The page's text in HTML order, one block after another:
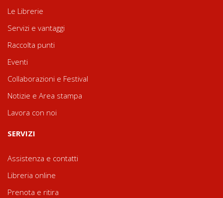
Le Librerie
Servizi e vantaggi
Raccolta punti
Eventi
Collaborazioni e Festival
Notizie e Area stampa
Lavora con noi
SERVIZI
Assistenza e contatti
Libreria online
Prenota e ritira